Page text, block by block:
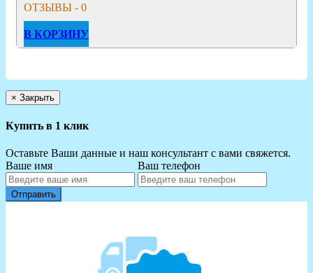
ОТЗЫВЫ - 0
В КОРЗИНУ
× Закрыть
Купить в 1 клик
Оставьте Ваши данные и наш консультант с вами свяжется.
Ваше имя
Ваш телефон
Отправить